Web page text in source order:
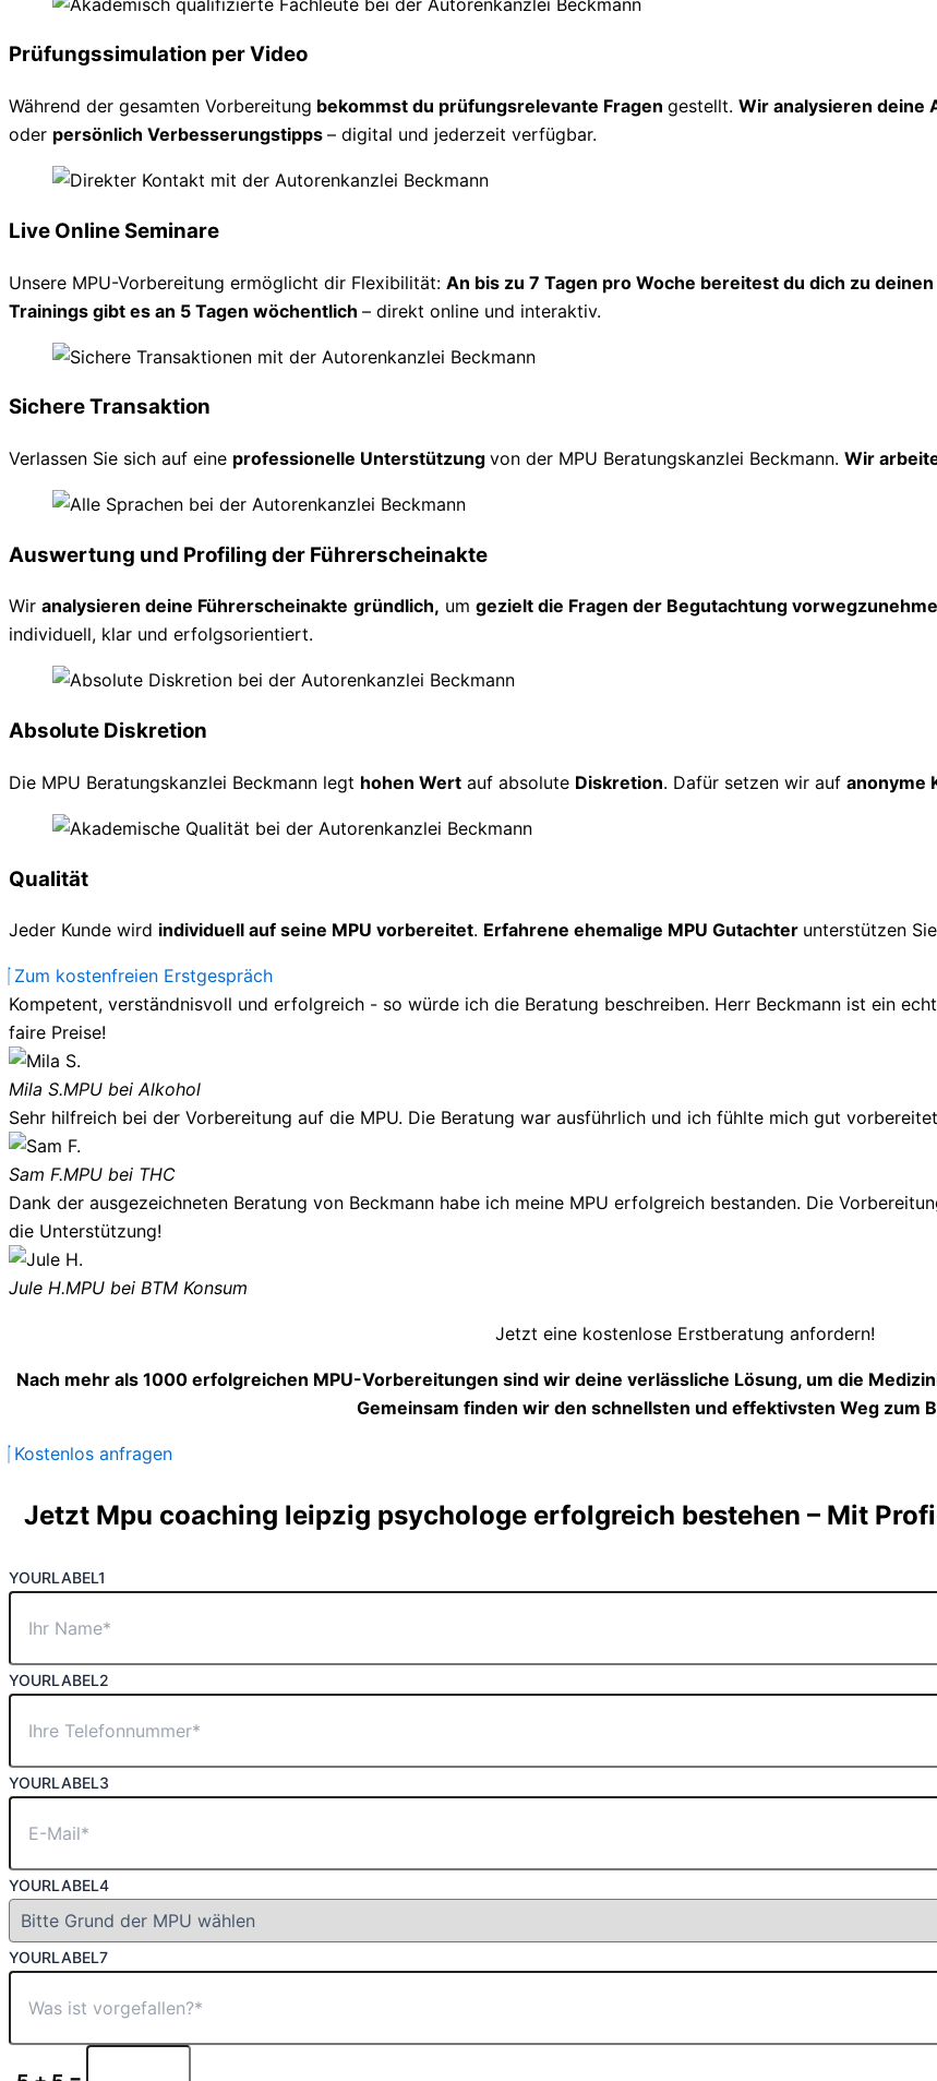
Prüfungssimulation per Video
Während der gesamten Vorbereitung bekommst du prüfungsrelevante Fragen gestellt. Wir analysieren deine
oder persönlich Verbesserungstipps – digital und jederzeit verfügbar.
Live Online Seminare
Unsere MPU-Vorbereitung ermöglicht dir Flexibilität: An bis zu 7 Tagen pro Woche bereitest du dich zu
Trainings gibt es an 5 Tagen wöchentlich – direkt online und interaktiv.
Sichere Transaktion
Verlassen Sie sich auf eine professionelle Unterstützung von der MPU Beratungskanzlei Beckmann. Wir
Auswertung und Profiling der Führerscheinakte
Wir analysieren deine Führerscheinakte gründlich, um gezielt die Fragen der Begutachtung
individuell, klar und erfolgsorientiert.
Absolute Diskretion
Die MPU Beratungskanzlei Beckmann legt hohen Wert auf absolute Diskretion. Dafür setzen wir auf anonyme
Qualität
Jeder Kunde wird individuell auf seine MPU vorbereitet. Erfahrene ehemalige MPU Gutachter unterstützen
Zum kostenfreien Erstgespräch
Kompetent, verständnisvoll und erfolgreich - so würde ich die Beratung beschreiben. Herr Beckmann ist ein
faire Preise!
Mila S.MPU bei Alkohol
Sehr hilfreich bei der Vorbereitung auf die MPU. Die Beratung war ausführlich und ich fühlte mich gut
Sam F.MPU bei THC
Dank der ausgezeichneten Beratung von Beckmann habe ich meine MPU erfolgreich bestanden. Die
die Unterstützung!
Jule H.MPU bei BTM Konsum
Jetzt eine kostenlose Erstberatung anfordern!
Nach mehr als 1000 erfolgreichen MPU-Vorbereitungen sind wir deine verlässliche Lösung, um die
Gemeinsam finden wir den schnellsten und effektivsten Weg zum
Kostenlos anfragen
Jetzt Mpu coaching leipzig psychologe erfolgreich bestehen – Mit
YOURLABEL1
YOURLABEL2
YOURLABEL3
YOURLABEL4
YOURLABEL7